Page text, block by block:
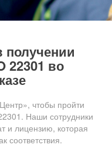
22301 во
чтобы пройти
Наши сотрудники
и лицензию, которая
соответствия.